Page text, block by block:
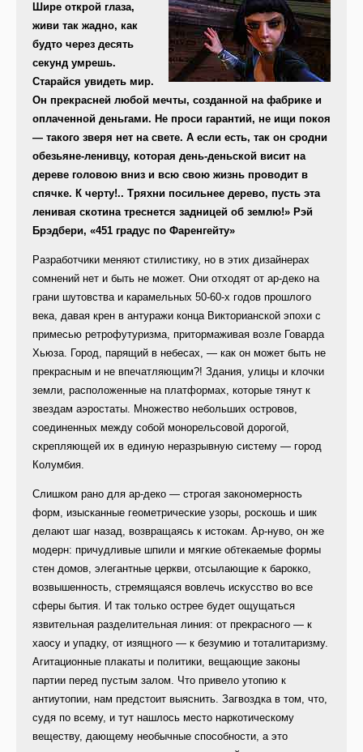
Шире открой глаза,
живи так жадно, как
будто через десять
секунд умрешь.
Старайся увидеть мир.
Он прекрасней любой мечты, созданной на фабрике и
оплаченной деньгами. Не проси гарантий, не ищи покоя
— такого зверя нет на свете. А если есть, так он сродни
обезьяне-ленивцу, которая день-деньской висит на
дереве головою вниз и всю свою жизнь проводит в
спячке. К черту!.. Тряхни посильнее дерево, пусть эта
ленивая скотина треснется задницей об землю!» Рэй
Брэдбери, «451 градус по Фаренгейту»
Разработчики меняют стилистику, но в этих дизайнерах
сомнений нет и быть не может. Они отходят от ар-деко на
грани шутовства и карамельных 50-60-х годов прошлого
века, давая крен в антуражи конца Викторианской эпохи с
примесью ретрофутуризма, притормаживая возле Говарда
Хьюза. Город, парящий в небесах, — как он может быть не
прекрасным и не впечатляющим?! Здания, улицы и клочки
земли, расположенные на платформах, которые тянут к
звездам аэростаты. Множество небольших островов,
соединенных между собой монорельсовой дорогой,
скрепляющей их в единую неразрывную систему — город
Колумбия.
Слишком рано для ар-деко — строгая закономерность
форм, изысканные геометрические узоры, роскошь и шик
делают шаг назад, возвращаясь к истокам. Ар-нуво, он же
модерн: причудливые шпили и мягкие обтекаемые формы
стен домов, элегантные церкви, отсылающие к барокко,
возвышенность, стремящаяся вовлечь искусство во все
сферы бытия. И так только острее будет ощущаться
язвительная разделительная линия: от прекрасного — к
хаосу и упадку, от изящного — к безумию и тоталитаризму.
Агитационные плакаты и политики, вещающие законы
партии перед пустым залом. Что привело утопию к
антиутопии, нам предстоит выяснить. Загвоздка в том, что,
судя по всему, и тут нашлось место наркотическому
веществу, дающему необычные способности, а это